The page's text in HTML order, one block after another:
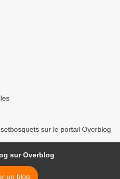
sur le portail Overblog
sur Overblog
un blog